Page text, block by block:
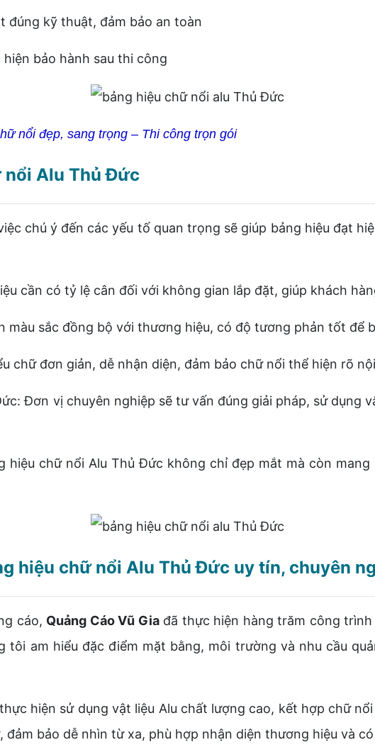
kỹ thuật, đảm bảo an toàn
bảo hành sau thi công
nổi đẹp, sang trọng – Thi công trọn gói
nổi Alu Thủ Đức
chú ý đến các yếu tố quan trọng sẽ giúp bảng hiệu đạt
có tỷ lệ cân đối với không gian lắp đặt, giúp khách
sắc đồng bộ với thương hiệu, có độ tương phản tốt để
đơn giản, dễ nhận diện, đảm bảo chữ nổi thể hiện rõ
vị chuyên nghiệp sẽ tư vấn đúng giải pháp, sử dụng
chữ nổi Alu Thủ Đức không chỉ đẹp mắt mà còn mang
hiệu chữ nổi Alu Thủ Đức uy tín, chuyên
cáo, Quảng Cáo Vũ Giađã thực hiện hàng trăm công trình
tôi am hiểu đặc điểm mặt bằng, môi trường và nhu cầu
hiện sử dụng vật liệu Alu chất lượng cao, kết hợp chữ
bảo dễ nhìn từ xa, phù hợp nhận diện thương hiệu và